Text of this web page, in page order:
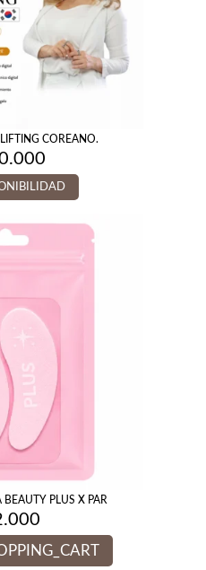
COREANO.
BEAUTY PLUS X PAR